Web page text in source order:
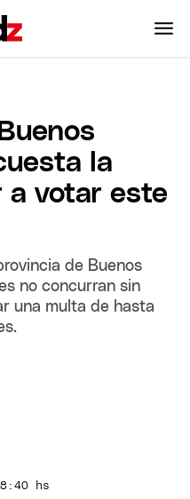
la
a votar este
de Buenos
no concurran sin
una multa de hasta
hs